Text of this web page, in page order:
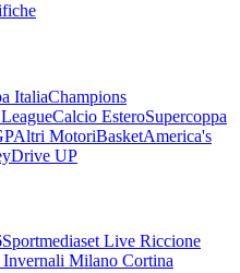
ItaliaChampions
Calcio EsteroSupercoppa
Altri MotoriBasketAmerica's
Drive UP
Sportmediaset Live Riccione
Milano Cortina